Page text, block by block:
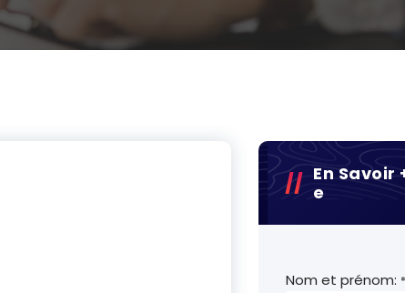
En Savoir
E
Nom et prénom: *